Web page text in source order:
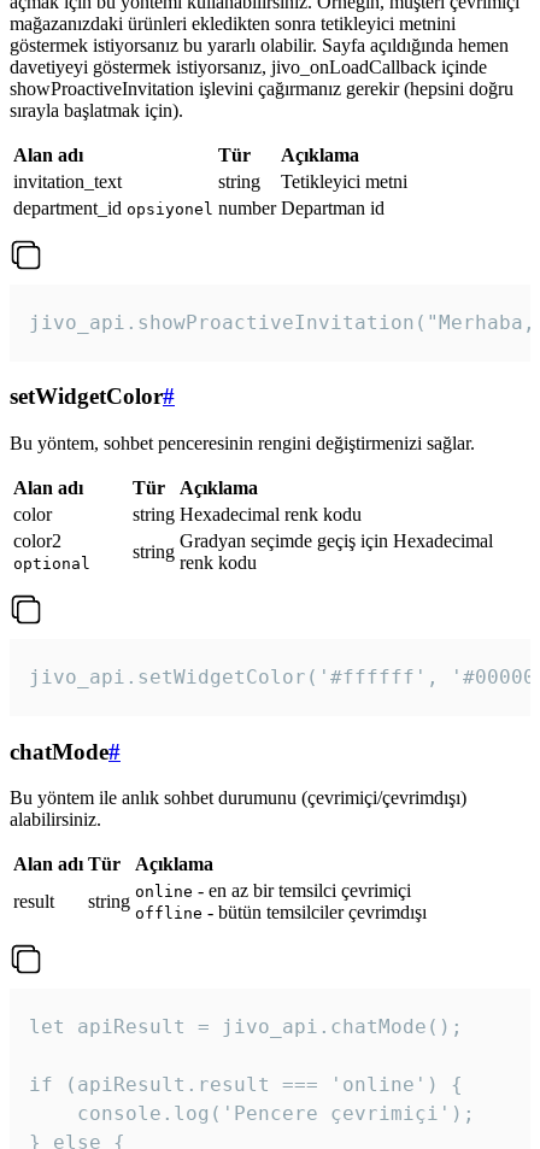
mağazanızdaki ürünleri ekledikten sonra tetikleyici metnini
göstermek istiyorsanız bu yararlı olabilir. Sayfa açıldığında hemen
davetiyeyi göstermek istiyorsanız, jivo_onLoadCallback içinde
showProactiveInvitation işlevini çağırmanız gerekir (hepsini doğru
sırayla başlatmak için).
Alan adı Tür
Açıklama
invitation_text
string
Tetikleyici metni
department_id opsiyonel number Departman id
setWidgetColor#
Bu yöntem, sohbet penceresinin rengini değiştirmenizi sağlar.
Alan adı Tür
Açıklama
color
string Hexadecimal renk kodu
color2
optional
string
Gradyan seçimde geçiş için Hexadecimal
renk kodu
jivo_api.setWidgetColor('#ffffff',
chatMode#
Bu yöntem ile anlık sohbet durumunu (çevrimiçi/çevrimdışı)
alabilirsiniz.
Alan adı Tür
Açıklama
result
string online - en az bir temsilci çevrimiçi
offline - bütün temsilciler çevrimdışı
let apiResult = jivo_api.chatMode();
if (apiResult.result === 'online') {
    console.log('Pencere çevrimiçi');
} else {